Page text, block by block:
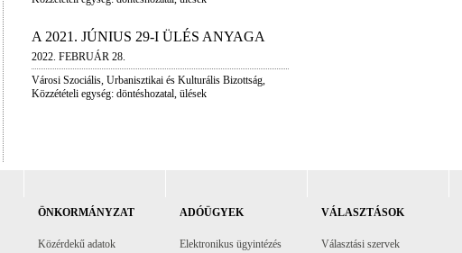
A 2021. JÚNIUS 29-I ÜLÉS ANYAGA
2022. FEBRUÁR 28.
Városi Szociális, Urbanisztikai és Kulturális Bizottság,
Közzétételi egység: döntéshozatal, ülések
ÖNKORMÁNYZAT
Közérdekű adatok
ADÓÜGYEK
Elektronikus ügyintézés
VÁLASZTÁSOK
Választási szervek